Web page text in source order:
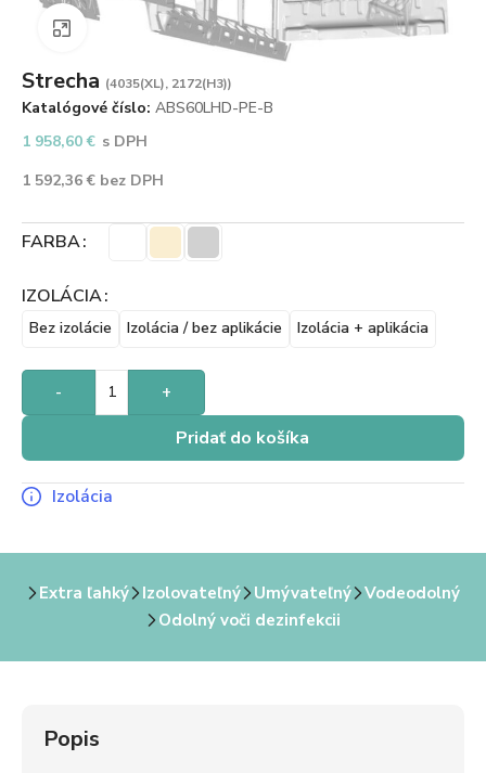
Zväčšiť obrázok
Strecha (4035(XL), 2172(H3))
Katalógové číslo: ABS60LHD-PE-B
1 958,60€ s DPH
1 592,36€ bez DPH
FARBA
IZOLÁCIA
Bez izolácie Izolácia / bez aplikácie Izolácia + aplikácia
- +
Pridať do košíka
Izolácia
Extra ľahký Izolovateľný Umývateľný
Vodeodolný
Odolný voči dezinfekcii
Popis